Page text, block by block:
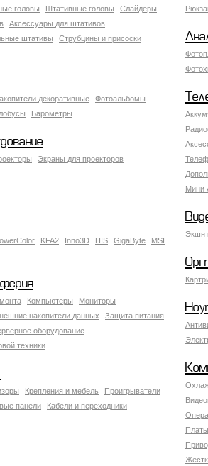
головы Штативные головы
Слайдеры
Аксессуары для штативов
штативы
Струбцины и присоски
декоративные
Фотоальбомы
Барометры
Мини
Экраны для проекторов
Экшн
KFA2 Inno3D HIS GigaByte
MSI
Компьютеры
Мониторы
накопители данных
Защита питания
оборудование
техники
Крепления и мебель
Проигрыватели
панели Кабели и переходники